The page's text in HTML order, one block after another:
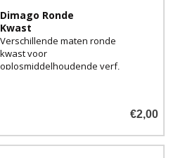
Dimago Ronde
Kwast
Verschillende maten ronde
kwast voor
oplosmiddelhoudende verf,
€2,00